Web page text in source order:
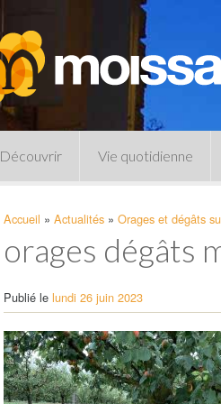
Découvrir Vie quotidienne
Pharmacies de garde
Accueil » Actualités » Orages et dégâts
orages dégâts
Publié le lundi 26 juin 2023